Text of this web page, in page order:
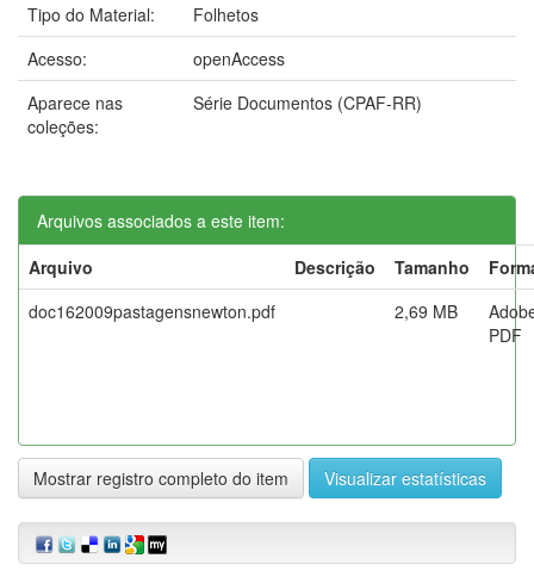
Tipo do Material:
Folhetos
Acesso:
openAccess
Aparece nas
coleções:
Série Documentos (CPAF-RR)
Arquivos associados a este item:
Arquivo
Descrição Tamanho
doc162009pastagensnewton.pdf
2,69 MB
PDF
Mostrar registro completo do item Visualizar estatísticas